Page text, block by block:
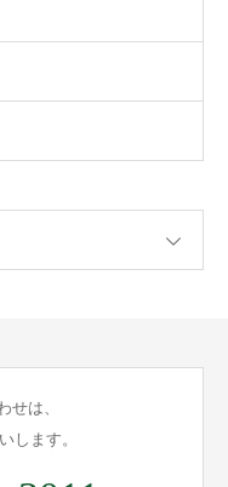
せは、
します。